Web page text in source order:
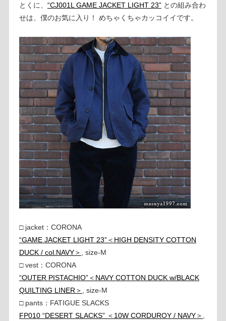
とくに、 “CJ001L GAME JACKET LIGHT 23”との組み合わ
せは、僕のお気に入り！ めちゃくちゃカッコイイです。
□ jacket：CORONA
“GAME JACKET LIGHT 23”＜HIGH DENSITY COTTON
DUCK / col.NAVY＞
, size-M
□ vest：CORONA
“OUTER PISTACHIO”＜NAVY COTTON DUCK w/BLACK
QUILTING LINER＞
, size-M
□ pants：FATIGUE SLACKS
FP010 “DESERT SLACKS” ＜10W CORDUROY / NAVY＞